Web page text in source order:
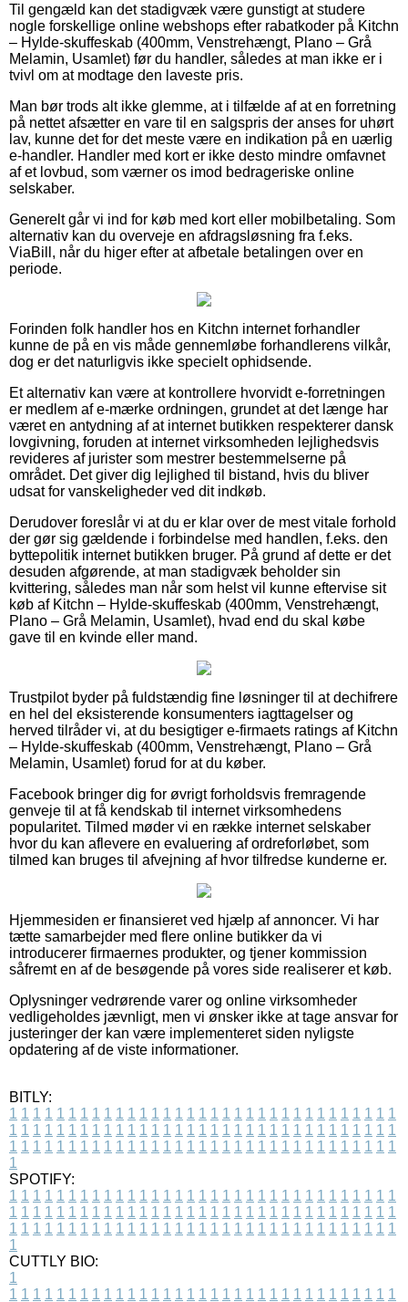
Til gengæld kan det stadigvæk være gunstigt at studere
nogle forskellige online webshops efter rabatkoder på Kitchn
– Hylde-skuffeskab (400mm, Venstrehængt, Plano – Grå
Melamin, Usamlet) før du handler, således at man ikke er i
tvivl om at modtage den laveste pris.
Man bør trods alt ikke glemme, at i tilfælde af at en forretning
på nettet afsætter en vare til en salgspris der anses for uhørt
lav, kunne det for det meste være en indikation på en uærlig
e-handler. Handler med kort er ikke desto mindre omfavnet
af et lovbud, som værner os imod bedrageriske online
selskaber.
Generelt går vi ind for køb med kort eller mobilbetaling. Som
alternativ kan du overveje en afdragsløsning fra f.eks.
ViaBill, når du higer efter at afbetale betalingen over en
periode.
Forinden folk handler hos en Kitchn internet forhandler
kunne de på en vis måde gennemløbe forhandlerens vilkår,
dog er det naturligvis ikke specielt ophidsende.
Et alternativ kan være at kontrollere hvorvidt e-forretningen
er medlem af e-mærke ordningen, grundet at det længe har
været en antydning af at internet butikken respekterer dansk
lovgivning, foruden at internet virksomheden lejlighedsvis
revideres af jurister som mestrer bestemmelserne på
området. Det giver dig lejlighed til bistand, hvis du bliver
udsat for vanskeligheder ved dit indkøb.
Derudover foreslår vi at du er klar over de mest vitale forhold
der gør sig gældende i forbindelse med handlen, f.eks. den
byttepolitik internet butikken bruger. På grund af dette er det
desuden afgørende, at man stadigvæk beholder sin
kvittering, således man når som helst vil kunne eftervise sit
køb af Kitchn – Hylde-skuffeskab (400mm, Venstrehængt,
Plano – Grå Melamin, Usamlet), hvad end du skal købe
gave til en kvinde eller mand.
Trustpilot byder på fuldstændig fine løsninger til at dechifrere
en hel del eksisterende konsumenters iagttagelser og
herved tilråder vi, at du besigtiger e-firmaets ratings af Kitchn
– Hylde-skuffeskab (400mm, Venstrehængt, Plano – Grå
Melamin, Usamlet) forud for at du køber.
Facebook bringer dig for øvrigt forholdsvis fremragende
genveje til at få kendskab til internet virksomhedens
popularitet. Tilmed møder vi en række internet selskaber
hvor du kan aflevere en evaluering af ordreforløbet, som
tilmed kan bruges til afvejning af hvor tilfredse kunderne er.
Hjemmesiden er finansieret ved hjælp af annoncer. Vi har
tætte samarbejder med flere online butikker da vi
introducerer firmaernes produkter, og tjener kommission
såfremt en af de besøgende på vores side realiserer et køb.
Oplysninger vedrørende varer og online virksomheder
vedligeholdes jævnligt, men vi ønsker ikke at tage ansvar for
justeringer der kan være implementeret siden nyligste
opdatering af de viste informationer.
BITLY:
1 1 1 1 1 1 1 1 1 1 1 1 1 1 1 1 1 1 1 1 1 1 1 1 1 1 1 1 1 1 1 1 1
1 1 1 1 1 1 1 1 1 1 1 1 1 1 1 1 1 1 1 1 1 1 1 1 1 1 1 1 1 1 1 1 1
1 1 1 1 1 1 1 1 1 1 1 1 1 1 1 1 1 1 1 1 1 1 1 1 1 1 1 1 1 1 1 1 1
1
SPOTIFY:
1 1 1 1 1 1 1 1 1 1 1 1 1 1 1 1 1 1 1 1 1 1 1 1 1 1 1 1 1 1 1 1 1
1 1 1 1 1 1 1 1 1 1 1 1 1 1 1 1 1 1 1 1 1 1 1 1 1 1 1 1 1 1 1 1 1
1 1 1 1 1 1 1 1 1 1 1 1 1 1 1 1 1 1 1 1 1 1 1 1 1 1 1 1 1 1 1 1 1
1
CUTTLY BIO:
1
1 1 1 1 1 1 1 1 1 1 1 1 1 1 1 1 1 1 1 1 1 1 1 1 1 1 1 1 1 1 1 1 1